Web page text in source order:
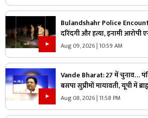
Bulandshahr Police
दरिंदगी और हत्या, इनामी आरोपी
पुलिसकर्मी भी घायल
Aug 09, 2026 | 10:59 AM
Vande Bharat: 27 में चुनाव…
बसपा सुप्रीमों मायावती, यूपी में
महाभारत?
Aug 08, 2026 | 11:58 PM